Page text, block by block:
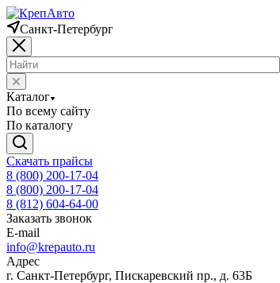
Санкт-Петербург
Каталог
По всему сайту
По каталогу
Скачать прайсы
8 (800) 200-17-04
8 (800) 200-17-04
8 (812) 604-64-00
Заказать звонок
E-mail
info@krepauto.ru
Адрес
г. Санкт-Петербург, Пискаревский пр., д. 63Б